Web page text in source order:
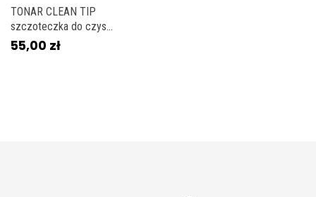
TONAR CLEAN TIP
szczoteczka do czys...
55,00 zł